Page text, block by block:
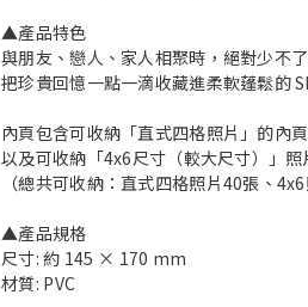
▲產品特色
與朋友、戀人、家人相聚時，絕對少不
把珍貴回憶一點一滴收藏進柔軟蓬鬆的
內頁包含可收納「直式四格照片」的內頁
以及可收納「4x6尺寸（較大尺寸）」照
（總共可收納：直式四格照片40張、4x6
▲產品規格
尺寸: 約 145 × 170 mm
材質: PVC